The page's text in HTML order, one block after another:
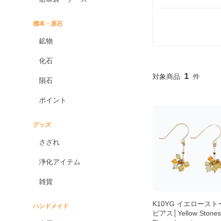
標本・原石
鉱物
化石
隕石
ポイント
グッズ
さざれ
浄化アイテム
雑貨
ハンドメイド
1
K10YG イエロースト
ピアス│Yellow Stones